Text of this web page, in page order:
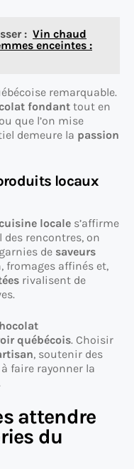
: Vin chaud
enceintes :
remarquable.
fondant tout en
que l’on mise
demeure la passion
locaux
locale s’affirme
des rencontres, on
de saveurs
fromages affinés et,
rivalisent de
québécois. Choisir
, soutenir des
faire rayonner la
attendre
du